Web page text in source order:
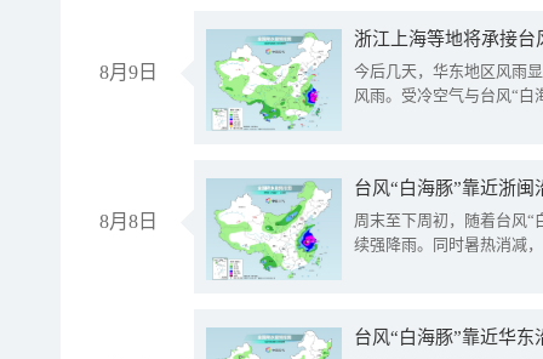
8月9日
浙江上海等地将承接台
今后几天，华东地区风雨
风雨。受冷空气与台风“白
8月8日
台风“白海豚”靠近浙
周末至下周初，随着台风“
续强降雨。同时暑热消减
台风“白海豚”靠近华